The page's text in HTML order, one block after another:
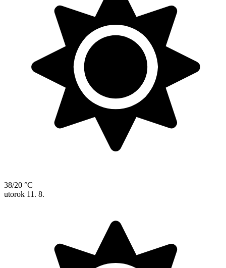
38/20 °C
utorok 11. 8.